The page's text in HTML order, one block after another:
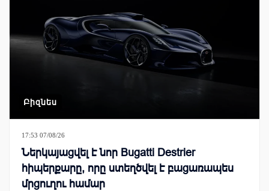
Բիզնես
17:53 07/08/26
Ներկայացվել է նոր Bugatti Destrier
հիպերքարը, որը ստեղծվել է բացառապես
մրցուղու համար